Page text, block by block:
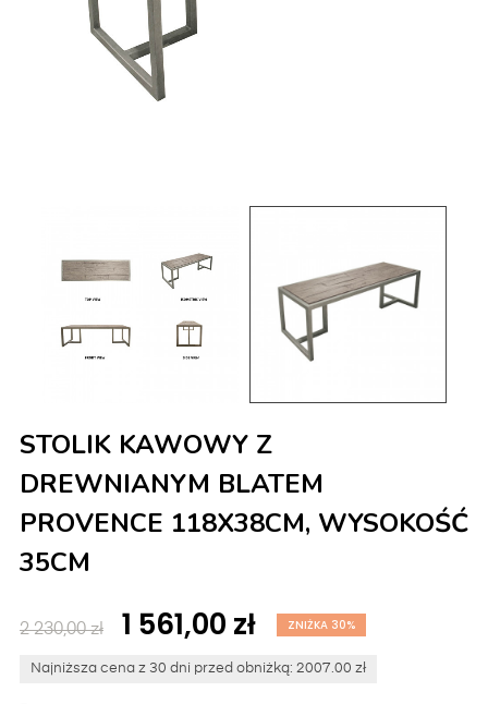
STOLIK KAWOWY Z
DREWNIANYM BLATEM
PROVENCE 118X38CM, WYSOKOŚĆ
35CM
2 230,00 zł 1 561,00 zł ZNIŻKA 30%
Najniższa cena z 30 dni przed obniżką: 2007.00 zł